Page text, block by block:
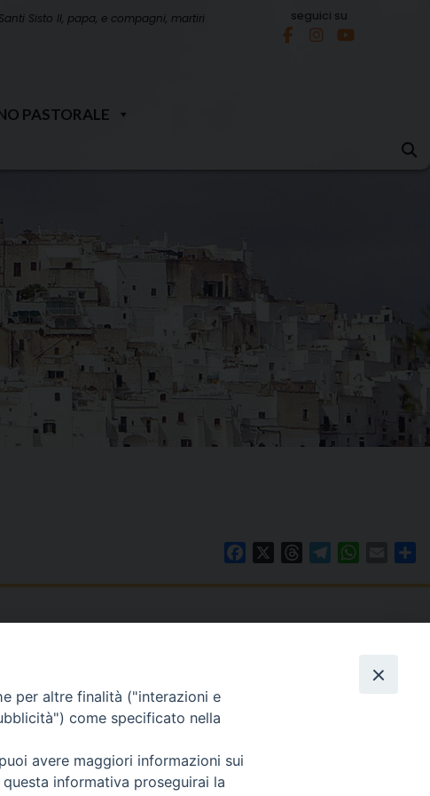
Santi Sisto II, papa, e compagni, martiri seguici su
PASTORALE
FacebookThreadsTelegram Email
ore 9 - 13
solo Martedì ore 9 -
Copyright © Arcidiocesi di Brindisi – Ostuni
per altre finalità ("interazioni e
come specificato nella
avere maggiori informazioni sui
informativa proseguirai la